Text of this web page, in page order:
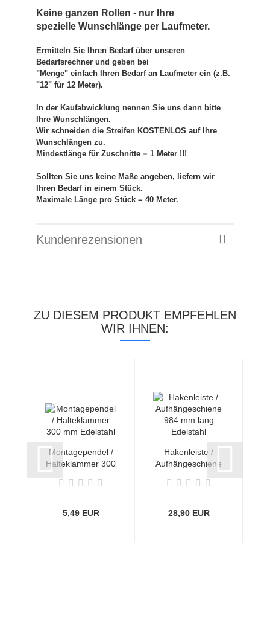
Keine ganzen Rollen - nur Ihre
spezielle Wunschlänge per Laufmeter.
Ermitteln Sie Ihren Bedarf über unseren
Bedarfsrechner und geben bei
"Menge" einfach Ihren Bedarf an Laufmeter ein (z.B.
"12" für 12 Meter).
In der Kaufabwicklung nennen Sie uns dann bitte
Ihre Wunschlängen.
Wir schneiden die Streifen KOSTENLOS auf Ihre
Wunschlängen zu.
Mindestlänge für Zuschnitte = 1 Meter !!!
Sollten Sie uns keine Maße angeben, liefern wir
Ihren Bedarf in einem Stück.
Maximale Länge pro Stück = 40 Meter.
Kundenrezensionen
ZU DIESEM PRODUKT EMPFEHLEN
WIR IHNEN:
Montagependel /
Halteklammer 300
5,49 EUR
Hakenleiste /
Aufhängeschiene
28,90 EUR